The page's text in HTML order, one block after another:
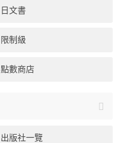
日文書
限制級
點數商店
出版社一覽